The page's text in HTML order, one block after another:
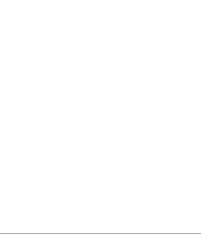
25, 6010 Ålesund